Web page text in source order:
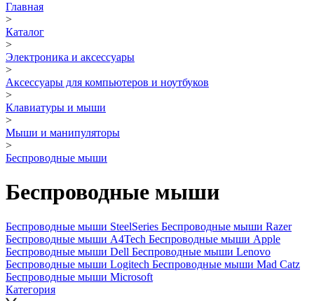
Главная
>
Каталог
>
Электроника и аксессуары
>
Аксессуары для компьютеров и ноутбуков
>
Клавиатуры и мыши
>
Мыши и манипуляторы
>
Беспроводные мыши
Беспроводные мыши
Беспроводные мыши SteelSeries Беспроводные мыши Razer
Беспроводные мыши A4Tech Беспроводные мыши Apple
Беспроводные мыши Dell Беспроводные мыши Lenovo
Беспроводные мыши Logitech Беспроводные мыши Mad Catz
Беспроводные мыши Microsoft
Категория